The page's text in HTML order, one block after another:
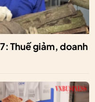
Thuế giảm, doanh